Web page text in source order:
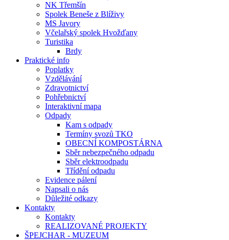
NK Třemšín
Spolek Beneše z Blíživy
MS Javory
Včelařský spolek Hvožďany
Turistika
Brdy
Praktické info
Poplatky
Vzdělávání
Zdravotnictví
Pohřebnictví
Interaktivní mapa
Odpady
Kam s odpady
Termíny svozů TKO
OBECNÍ KOMPOSTÁRNA
Sběr nebezpečného odpadu
Sběr elektroodpadu
Třídění odpadu
Evidence pálení
Napsali o nás
Důležité odkazy
Kontakty
Kontakty
REALIZOVANÉ PROJEKTY
ŠPEJCHAR - MUZEUM